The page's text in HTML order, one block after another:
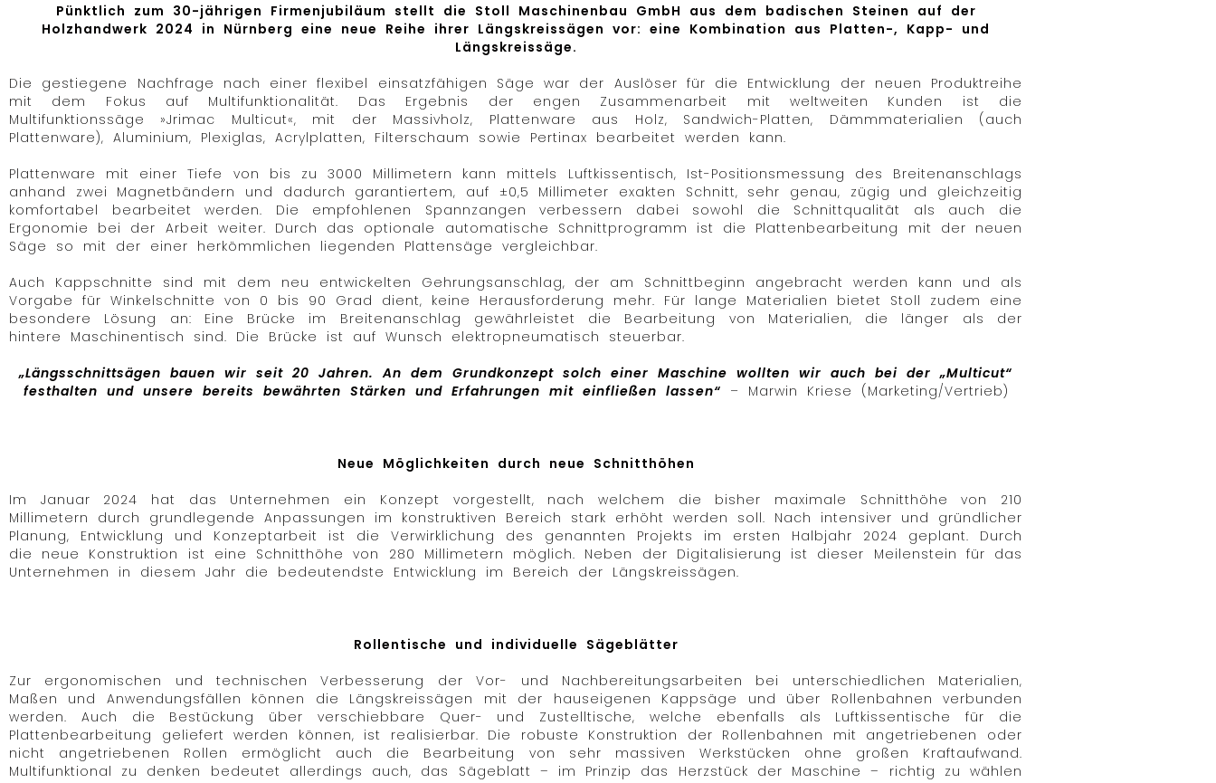
Pünktlich zum 30-jährigen Firmenjubiläum stellt die Stoll Maschinenbau GmbH aus dem badischen Steinen auf der
Holzhandwerk 2024 in Nürnberg eine neue Reihe ihrer Längskreissägen vor: eine Kombination aus Platten-, Kapp- und
Längskreissäge.
Die gestiegene Nachfrage nach einer flexibel einsatzfähigen Säge war der Auslöser für die Entwicklung der neuen Produktreihe
mit dem Fokus auf Multifunktionalität. Das Ergebnis der engen Zusammenarbeit mit weltweiten Kunden ist die
Multifunktionssäge »Jrimac Multicut«, mit der Massivholz, Plattenware aus Holz, Sandwich-Platten, Dämmmaterialien (auch
Plattenware), Aluminium, Plexiglas, Acrylplatten, Filterschaum sowie Pertinax bearbeitet werden kann.
Plattenware mit einer Tiefe von bis zu 3000 Millimetern kann mittels Luftkissentisch, Ist-Positionsmessung des Breitenanschlags
anhand zwei Magnetbändern und dadurch garantiertem, auf ±0,5 Millimeter exakten Schnitt, sehr genau, zügig und gleichzeitig
komfortabel bearbeitet werden. Die empfohlenen Spannzangen verbessern dabei sowohl die Schnittqualität als auch die
Ergonomie bei der Arbeit weiter. Durch das optionale automatische Schnittprogramm ist die Plattenbearbeitung mit der neuen
Säge so mit der einer herkömmlichen liegenden Plattensäge vergleichbar.
Auch Kappschnitte sind mit dem neu entwickelten Gehrungsanschlag, der am Schnittbeginn angebracht werden kann und als
Vorgabe für Winkelschnitte von 0 bis 90 Grad dient, keine Herausforderung mehr. Für lange Materialien bietet Stoll zudem eine
besondere Lösung an: Eine Brücke im Breitenanschlag gewährleistet die Bearbeitung von Materialien, die länger als der
hintere Maschinentisch sind. Die Brücke ist auf Wunsch elektropneumatisch steuerbar.
„Längsschnittsägen bauen wir seit 20 Jahren. An dem Grundkonzept solch einer Maschine wollten wir auch bei der „Multicut“
festhalten und unsere bereits bewährten Stärken und Erfahrungen mit einfließen lassen“ – Marwin Kriese (Marketing/Vertrieb)
Neue Möglichkeiten durch neue Schnitthöhen
Im Januar 2024 hat das Unternehmen ein Konzept vorgestellt, nach welchem die bisher maximale Schnitthöhe von 210
Millimetern durch grundlegende Anpassungen im konstruktiven Bereich stark erhöht werden soll. Nach intensiver und gründlicher
Planung, Entwicklung und Konzeptarbeit ist die Verwirklichung des genannten Projekts im ersten Halbjahr 2024 geplant. Durch
die neue Konstruktion ist eine Schnitthöhe von 280 Millimetern möglich. Neben der Digitalisierung ist dieser Meilenstein für das
Unternehmen in diesem Jahr die bedeutendste Entwicklung im Bereich der Längskreissägen.
Rollentische und individuelle Sägeblätter
Zur ergonomischen und technischen Verbesserung der Vor- und Nachbereitungsarbeiten bei unterschiedlichen Materialien,
Maßen und Anwendungsfällen können die Längskreissägen mit der hauseigenen Kappsäge und über Rollenbahnen verbunden
werden. Auch die Bestückung über verschiebbare Quer- und Zustelltische, welche ebenfalls als Luftkissentische für die
Plattenbearbeitung geliefert werden können, ist realisierbar. Die robuste Konstruktion der Rollenbahnen mit angetriebenen oder
nicht angetriebenen Rollen ermöglicht auch die Bearbeitung von sehr massiven Werkstücken ohne großen Kraftaufwand.
Multifunktional zu denken bedeutet allerdings auch, das Sägeblatt – im Prinzip das Herzstück der Maschine – richtig zu wählen